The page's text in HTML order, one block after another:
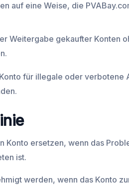
auf eine Weise, die
Weitergabe gekaufter Konten
für illegale oder
Konto ersetzen, wenn das
ist.
werden, wenn das Konto